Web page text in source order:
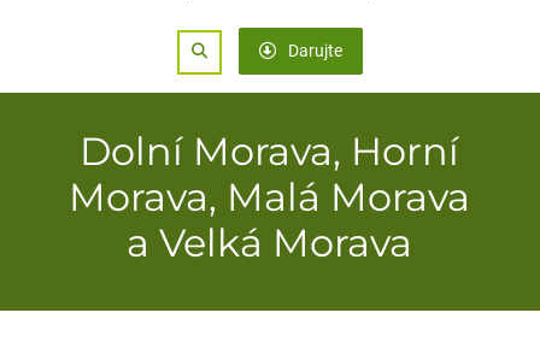
Search Darujte
Dolní Morava, Horní
Morava, Malá Morava
a Velká Morava